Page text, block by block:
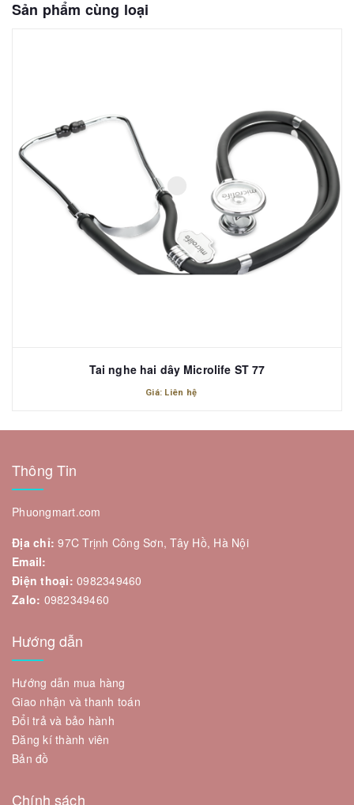
Sản phẩm cùng loại
Tai nghe hai dây Microlife ST 77
Giá: Liên hệ
Thông Tin
Phuongmart.com
Địa chỉ: 97C Trịnh Công Sơn, Tây Hồ, Hà Nội
Email:
Điện thoại: 0982349460
Zalo: 0982349460
Hướng dẫn
Hướng dẫn mua hàng
Giao nhận và thanh toán
Đổi trả và bảo hành
Đăng kí thành viên
Bản đồ
Chính sách